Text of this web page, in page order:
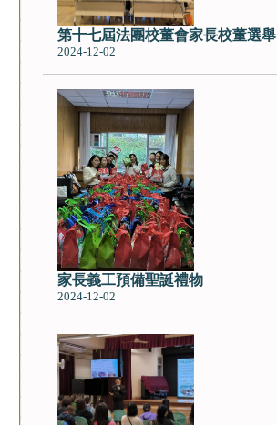
第十七屆法團校董會家長校董選舉
2024-12-02
家長義工預備聖誕禮物
2024-12-02